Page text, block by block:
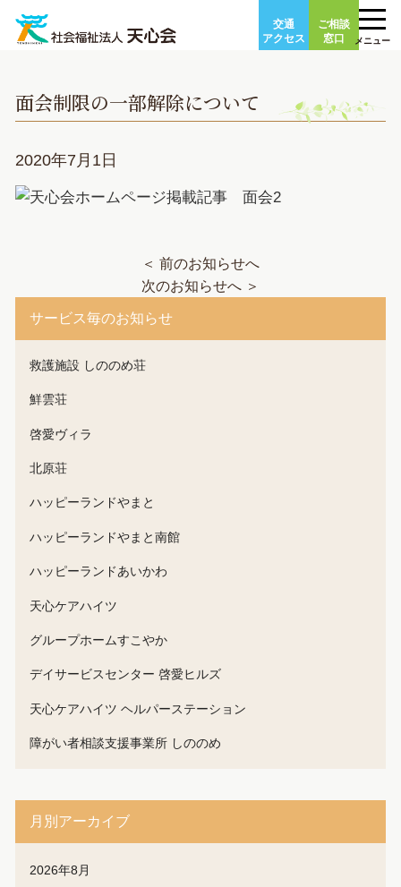
content
交通
アクセス
ご相談
窓口
メニュー
面会制限の一部解除について
2020年7月1日
＜ 前のお知らせへ
次のお知らせへ ＞
サービス毎のお知らせ
救護施設 しののめ荘
鮮雲荘
啓愛ヴィラ
北原荘
ハッピーランドやまと
ハッピーランドやまと南館
ハッピーランドあいかわ
天心ケアハイツ
グループホームすこやか
デイサービスセンター 啓愛ヒルズ
天心ケアハイツ ヘルパーステーション
障がい者相談支援事業所 しののめ
月別アーカイブ
2026年8月